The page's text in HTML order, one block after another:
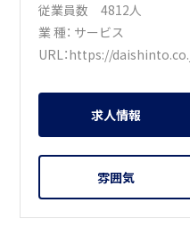
従業員数 4812人
業 種： サービス
URL：https://
求人情報
雰囲気